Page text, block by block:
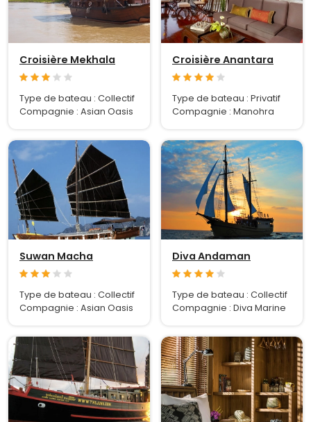
Croisière Mekhala
Type de bateau : Collectif
Compagnie : Asian Oasis
Croisière Anantara
Type de bateau : Privatif
Compagnie : Manohra
Suwan Macha
Type de bateau : Collectif
Compagnie : Asian Oasis
Diva Andaman
Type de bateau : Collectif
Compagnie : Diva Marine